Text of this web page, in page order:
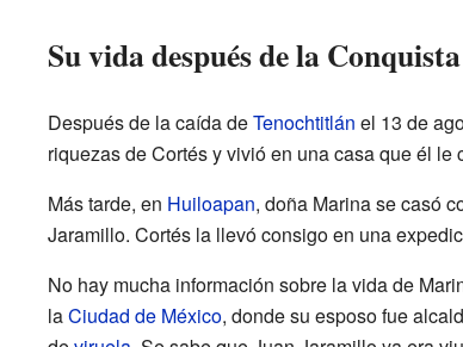
Su vida después de la Conquista
Después de la caída deTenochtitlán el 13 de
riquezas de Cortés y vivió en una casa que él le
Más tarde, en Huiloapan, doña Marina se casó
Jaramillo. Cortés la llevó consigo en una
No hay mucha información sobre la vida de
laCiudad de México, donde su esposo fue